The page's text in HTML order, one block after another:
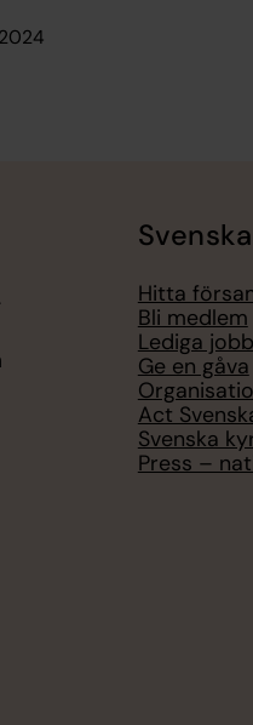
Hitta
Bli medlem
Lediga jobb
Ge en gåva
Act
Svenska
Press –